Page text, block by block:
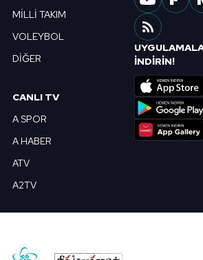
MİLLİ TAKIM
VOLEYBOL
DİĞER
CANLI TV
A SPOR
A HABER
ATV
A2TV
İNDİRİN!